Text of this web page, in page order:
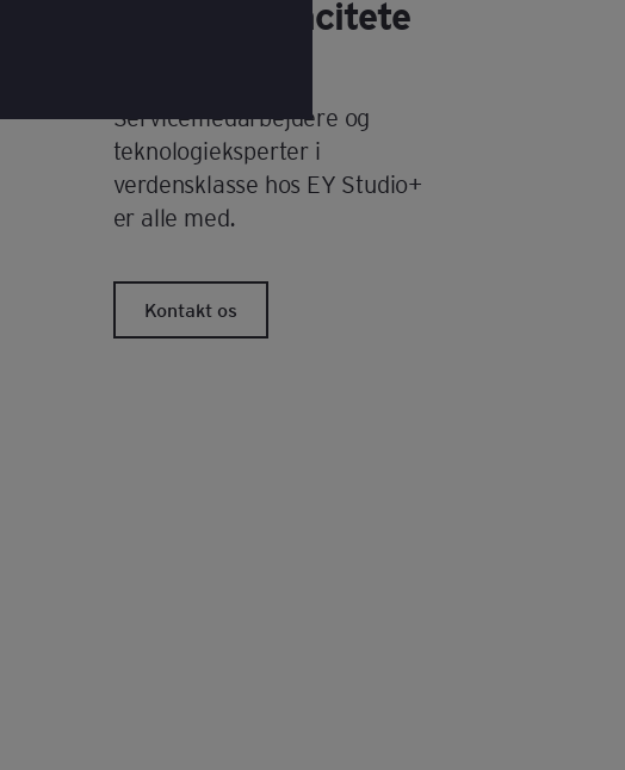
servicekapacitete
Servicemedarbejdere og
teknologieksperter i
verdensklasse hos EY Studio+
er alle med.
Kontakt os